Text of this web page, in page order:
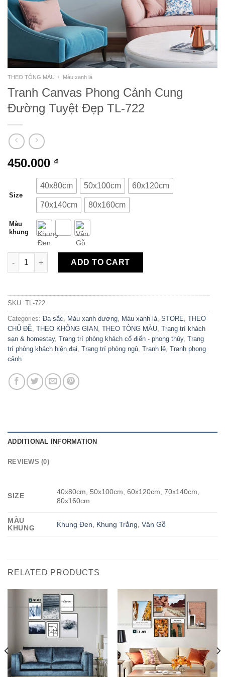
THEO TÔNG MÀU / Màu xanh lá
Tranh Canvas Phong Cảnh Cung
Đường Tuyệt Đẹp TL-722
450.000 ₫
Size
40x80cm 50x100cm 60x120cm
70x140cm 80x160cm
Màu
khung
Tranh Canvas Phong Cảnh Cung Đường Tuyệt Đẹp TL-722
ADD TO CART
SKU: TL-722
Categories: Đa sắc, Màu xanh dương, Màu xanh lá, STORE, THEO
CHỦ ĐỀ, THEO KHÔNG GIAN, THEO TÔNG MÀU, Trang trí khách
sạn & homestay, Trang trí phòng khách cổ điển - phong thủy, Trang
trí phòng khách hiện đại, Trang trí phòng ngủ, Tranh lẻ, Tranh phong
cảnh
ADDITIONAL INFORMATION
REVIEWS (0)
SIZE
40x80cm, 50x100cm, 60x120cm, 70x140cm,
80x160cm
MÀU
KHUNG
Khung Đen, Khung Trắng,Vân Gỗ
RELATED PRODUCTS